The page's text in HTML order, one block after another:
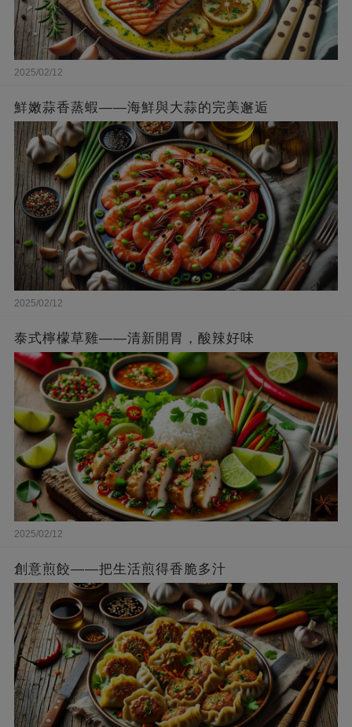
2025/02/12
鮮嫩蒜香蒸蝦——海鮮與大蒜的完美邂逅
2025/02/12
泰式檸檬草雞——清新開胃，酸辣好味
2025/02/12
創意煎餃——把生活煎得香脆多汁